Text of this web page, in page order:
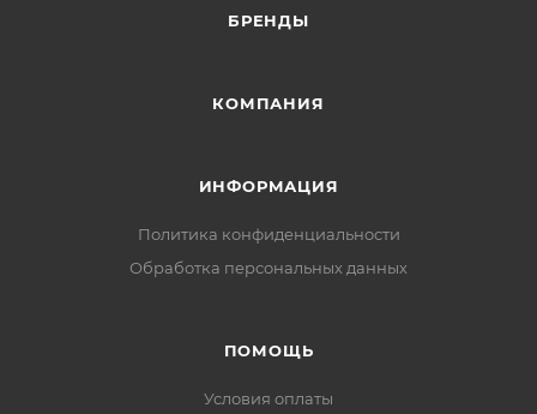
БРЕНДЫ
КОМПАНИЯ
ИНФОРМАЦИЯ
Политика конфиденциальности
Обработка персональных данных
ПОМОЩЬ
Условия оплаты